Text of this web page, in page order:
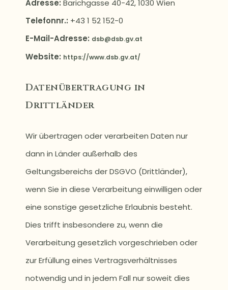
Adresse: Barichgasse 40-42, 1030 Wien
Telefonnr.: +43 1 52 152-0
E-Mail-Adresse: dsb@dsb.gv.at
Website: https://www.dsb.gv.at/
Datenübertragung in
Drittländer
Wir übertragen oder verarbeiten Daten nur
dann in Länder außerhalb des
Geltungsbereichs der DSGVO (Drittländer),
wenn Sie in diese Verarbeitung einwilligen oder
eine sonstige gesetzliche Erlaubnis besteht.
Dies trifft insbesondere zu, wenn die
Verarbeitung gesetzlich vorgeschrieben oder
zur Erfüllung eines Vertragsverhältnisses
notwendig und in jedem Fall nur soweit dies